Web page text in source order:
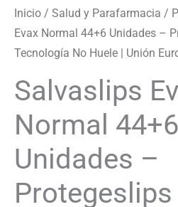
Inicio / Salud y Parafarmacia /
Evax Normal 44+6 Unidades –
Tecnología No Huele | Unión
Salvaslips
Normal 44+6
Unidades –